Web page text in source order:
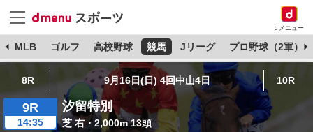
dメニュー
MLB ゴルフ 高校野球 競馬 Jリーグ プロ野球（2軍）
8R 9月16日(日) 4回中山4日 10R
9R
14:35
汐留特別
芝 右・2,000m 13頭